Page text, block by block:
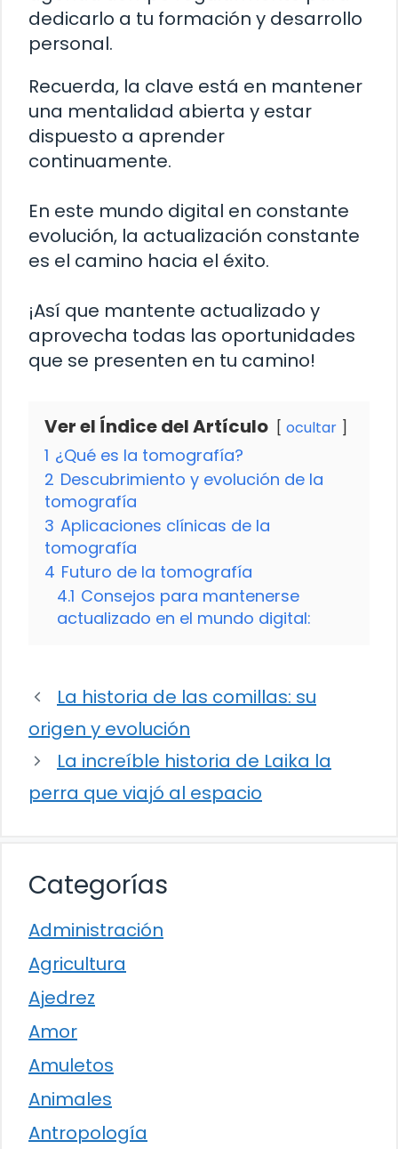
dedicarlo a tu formación y desarrollo
personal.
Recuerda, la clave está en mantener
una mentalidad abierta y estar
dispuesto a aprender
continuamente.
En este mundo digital en constante
evolución, la actualización constante
es el camino hacia el éxito.
¡Así que mantente actualizado y
aprovecha todas las oportunidades
que se presenten en tu camino!
Ver el Índice del Artículo ocultar
1 ¿Qué es la tomografía?
2 Descubrimiento y evolución de la
tomografía
3 Aplicaciones clínicas de la
tomografía
4 Futuro de la tomografía
4.1 Consejos para mantenerse
actualizado en el mundo digital:
La historia de las comillas: su
origen y evolución
La increíble historia de Laika la
perra que viajó al espacio
Categorías
Administración
Agricultura
Ajedrez
Amor
Amuletos
Animales
Antropología